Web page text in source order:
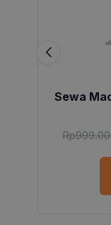
Sewa
Rp